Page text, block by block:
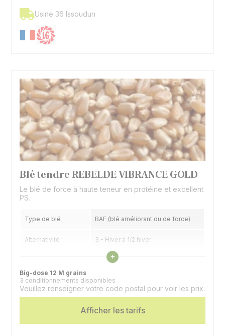
Usine 36 Issoudun
Blé tendre REBELDE VIBRANCE GOLD
Le blé de force à haute teneur en protéine et excellent
PS.
Type de blé BAF (blé améliorant ou de force)
Alternativité 3 - Hiver à 1/2 hiver
7,5 - Très précoce
Voir les caractéristiques
+
Big-dose 12 M grains
3 conditionnements disponibles
Veuillez renseigner votre code postal pour voir les prix.
Afficher les tarifs